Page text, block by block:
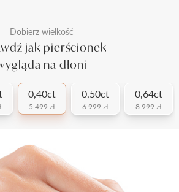
Dobierz wielkość
jak pierścionek
na dłoni
0,40ct
5 499 zł
0,50ct
6 999 zł
0,64ct
8 999 zł